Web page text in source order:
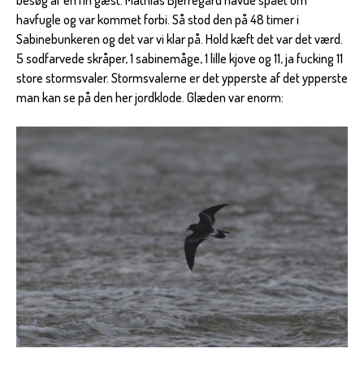
havfugle og var kommet forbi. Så stod den på 48 timer i
Sabinebunkeren og det var vi klar på. Hold kæft det var det værd.
5 sodfarvede skråper, 1 sabinemåge, 1 lille kjove og 11, ja fucking 11
store stormsvaler. Stormsvalerne er det ypperste af det ypperste
man kan se på den her jordklode. Glæden var enorm: